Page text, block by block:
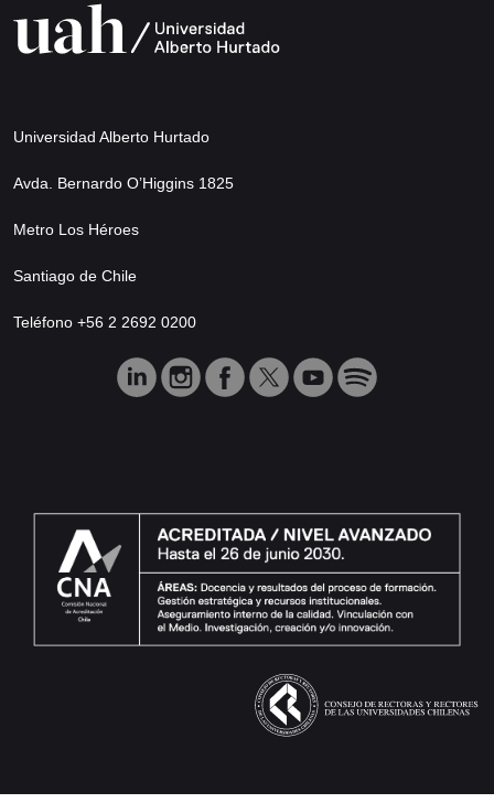
Universidad Alberto Hurtado
Avda. Bernardo O’Higgins 1825
Metro Los Héroes
Santiago de Chile
Teléfono +56 2 2692 0200